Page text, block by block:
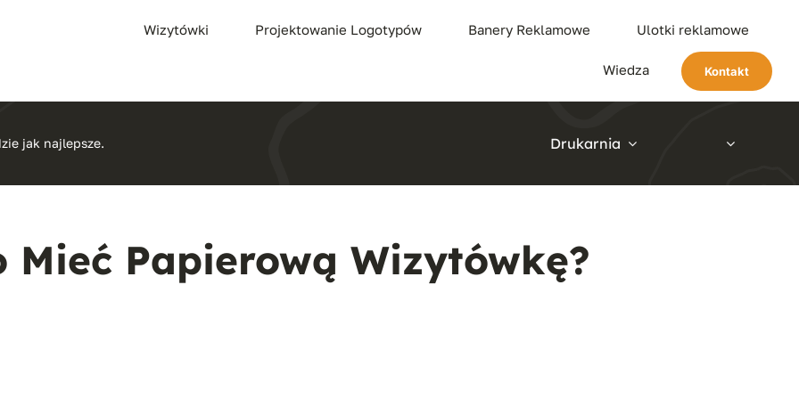
Wizytówki Projektowanie Logotypów Banery Reklamowe Ulotki reklamowe
Wiedza Kontakt
jak najlepsze. Drukarnia
Mieć Papierową Wizytówkę?